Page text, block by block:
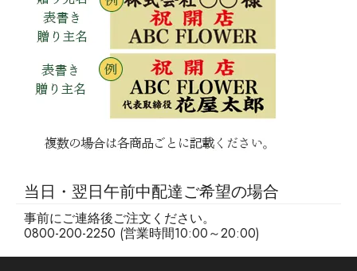
当日・翌日午前中配達ご希望の場合
事前にご連絡後ご注文ください。
0800-200-2250 (営業時間10:00～20:00)